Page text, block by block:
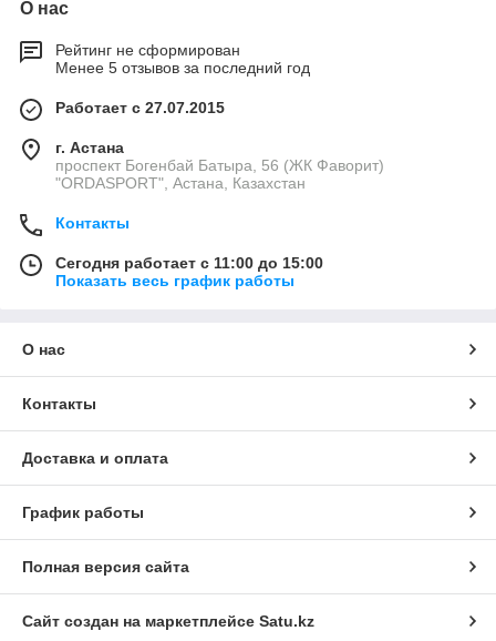
О нас
Рейтинг не сформирован
Менее 5 отзывов за последний год
Работает с 27.07.2015
г. Астана
проспект Богенбай Батыра, 56 (ЖК Фаворит)
"ORDASPORT", Астана, Казахстан
Контакты
Сегодня работает с 11:00 до 15:00
Показать весь график работы
О нас
Контакты
Доставка и оплата
График работы
Полная версия сайта
Сайт создан на маркетплейсе Satu.kz